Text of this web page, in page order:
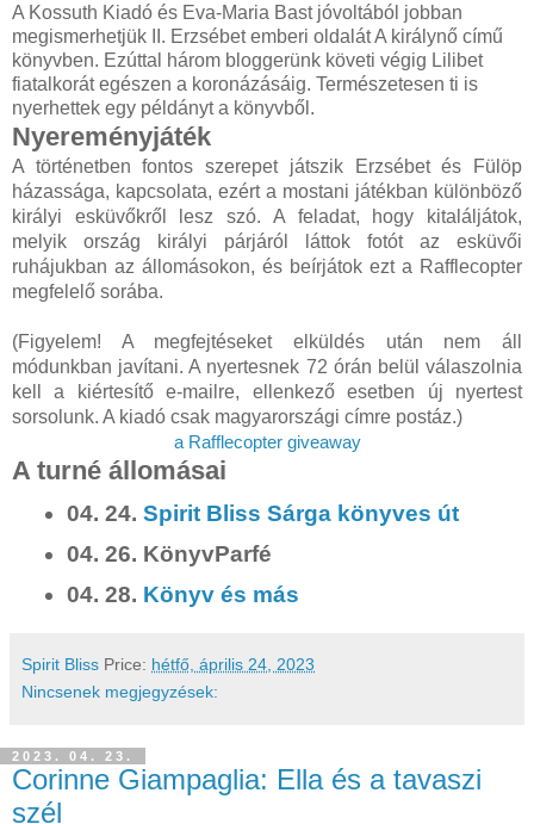
A Kossuth Kiadó és Eva-Maria Bast jóvoltából jobban
megismerhetjük II. Erzsébet emberi oldalát A királynő című
könyvben. Ezúttal három bloggerünk követi végig Lilibet
fiatalkorát egészen a koronázásáig. Természetesen ti is
nyerhettek egy példányt a könyvből.
Nyereményjáték
A történetben fontos szerepet játszik Erzsébet és Fülöp
házassága, kapcsolata, ezért a mostani játékban különböző
királyi esküvőkről lesz szó. A feladat, hogy kitaláljátok,
melyik ország királyi párjáról láttok fotót az esküvői
ruhájukban az állomásokon, és beírjátok ezt a Rafflecopter
megfelelő sorába.
(Figyelem! A megfejtéseket elküldés után nem áll
módunkban javítani. A nyertesnek 72 órán belül válaszolnia
kell a kiértesítő e-mailre, ellenkező esetben új nyertest
sorsolunk. A kiadó csak magyarországi címre postáz.)
a Rafflecopter giveaway
A turné állomásai
04. 24.Spirit Bliss Sárga könyves út
04. 26. KönyvParfé
04. 28. Könyv és más
Spirit Bliss Price: hétfő, április 24, 2023
Nincsenek megjegyzések:
2023. 04. 23.
Corinne Giampaglia: Ella és a tavaszi
szél